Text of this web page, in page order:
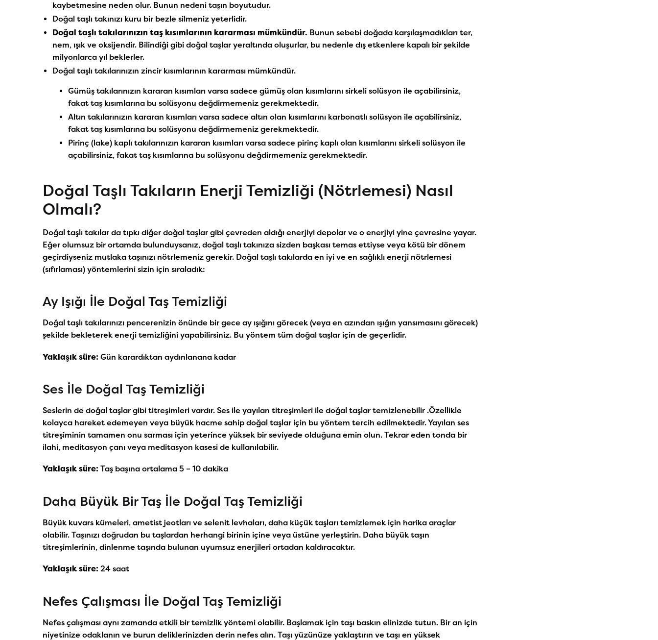
kaybetmesine neden olur. Bunun nedeni taşın boyutudur.
Doğal taşlı takınızı kuru bir bezle silmeniz yeterlidir.
Doğal taşlı takılarınızın taş kısımlarının kararması mümkündür. Bunun sebebi doğada karşılaşmadıkları ter,
nem, ışık ve oksijendir. Bilindiği gibi doğal taşlar yeraltında oluşurlar, bu nedenle dış etkenlere kapalı bir şekilde
milyonlarca yıl beklerler.
Doğal taşlı takılarınızın zincir kısımlarının kararması mümkündür.
Gümüş takılarınızın kararan kısımları varsa sadece gümüş olan kısımlarını sirkeli solüsyon ile açabilirsiniz,
fakat taş kısımlarına bu solüsyonu değdirmemeniz gerekmektedir.
Altın takılarınızın kararan kısımları varsa sadece altın olan kısımlarını karbonatlı solüsyon ile açabilirsiniz,
fakat taş kısımlarına bu solüsyonu değdirmemeniz gerekmektedir.
Pirinç (lake) kaplı takılarınızın kararan kısımları varsa sadece pirinç kaplı olan kısımlarını sirkeli solüsyon ile
açabilirsiniz, fakat taş kısımlarına bu solüsyonu değdirmemeniz gerekmektedir.
Doğal Taşlı Takıların Enerji Temizliği (Nötrlemesi) Nasıl
Olmalı?
Doğal taşlı takılar da tıpkı diğer doğal taşlar gibi çevreden aldığı enerjiyi depolar ve o enerjiyi yine çevresine yayar.
Eğer olumsuz bir ortamda bulunduysanız, doğal taşlı takınıza sizden başkası temas ettiyse veya kötü bir dönem
geçirdiyseniz mutlaka taşınızı nötrlemeniz gerekir. Doğal taşlı takılarda en iyi ve en sağlıklı enerji nötrlemesi
(sıfırlaması) yöntemlerini sizin için sıraladık:
Ay Işığı İle Doğal Taş Temizliği
Doğal taşlı takılarınızı pencerenizin önünde bir gece ay ışığını görecek (veya en azından ışığın yansımasını görecek)
şekilde bekleterek enerji temizliğini yapabilirsiniz. Bu yöntem tüm doğal taşlar için de geçerlidir.
Yaklaşık süre: Gün karardıktan aydınlanana kadar
Ses İle Doğal Taş Temizliği
Seslerin de doğal taşlar gibi titreşimleri vardır. Ses ile yayılan titreşimleri ile doğal taşlar temizlenebilir .Özellikle
kolayca hareket edemeyen veya büyük hacme sahip doğal taşlar için bu yöntem tercih edilmektedir. Yayılan ses
titreşiminin tamamen onu sarması için yeterince yüksek bir seviyede olduğuna emin olun. Tekrar eden tonda bir
ilahi, meditasyon çanı veya meditasyon kasesi de kullanılabilir.
Yaklaşık süre: Taş başına ortalama 5 – 10 dakika
Daha Büyük Bir Taş İle Doğal Taş Temizliği
Büyük kuvars kümeleri, ametist jeotları ve selenit levhaları, daha küçük taşları temizlemek için harika araçlar
olabilir. Taşınızı doğrudan bu taşlardan herhangi birinin içine veya üstüne yerleştirin. Daha büyük taşın
titreşimlerinin, dinlenme taşında bulunan uyumsuz enerjileri ortadan kaldıracaktır.
Yaklaşık süre: 24 saat
Nefes Çalışması İle Doğal Taş Temizliği
Nefes çalışması aynı zamanda etkili bir temizlik yöntemi olabilir. Başlamak için taşı baskın elinizde tutun. Bir an için
niyetinize odaklanın ve burun deliklerinizden derin nefes alın. Taşı yüzünüze yaklaştırın ve taşı en yüksek